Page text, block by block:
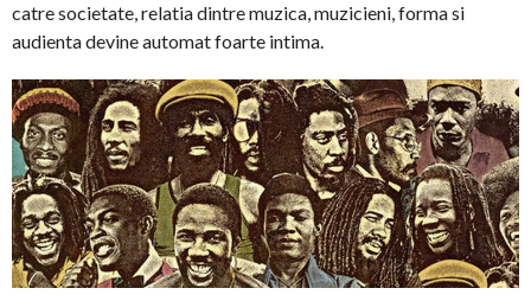
catre societate, relatia dintre muzica, muzicieni, forma si
audienta devine automat foarte intima.